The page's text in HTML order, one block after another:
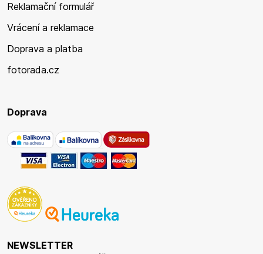
Reklamační formulář
Vrácení a reklamace
Doprava a platba
fotorada.cz
Doprava
NEWSLETTER